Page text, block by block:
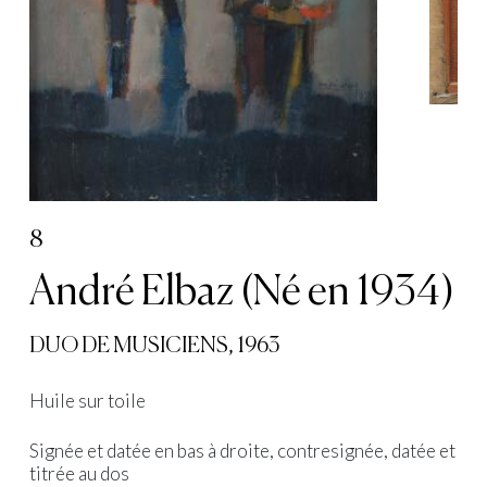
8
André Elbaz (Né en 1934)
DUO DE MUSICIENS, 1963
Huile sur toile
Signée et datée en bas à droite, contresignée, datée et
titrée au dos